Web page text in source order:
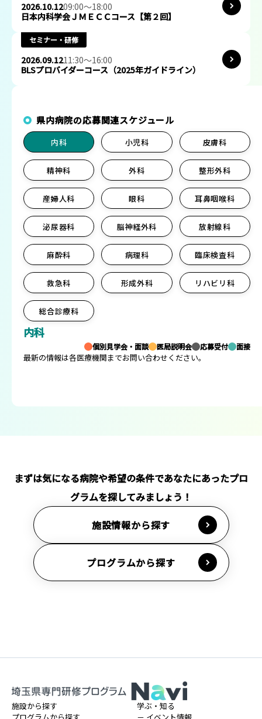
2026.10.2513:30〜16:30
臨床研修医向け救急の魅力研修
セミナー・研修
2026.10.1209:00〜18:00
日本内科学会ＪＭＥＣＣコース【第２回】（インスト
2026.10.1209:00〜18:00
日本内科学会ＪＭＥＣＣコース【第２回】
セミナー・研修
2026.09.1211:30〜16:00
BLSプロバイダーコース（2025年ガイドライン）
県内病院の応募関連スケジュール
内科 小児科 皮膚科
精神科 外科 整形外科
産婦人科
脳神経外科 放射線科
最新の情報は各医療機関までお問い合わせください。
プログラムから探す